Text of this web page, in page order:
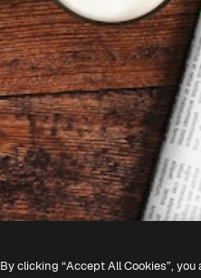
By clicking “Accept All Cookies”,